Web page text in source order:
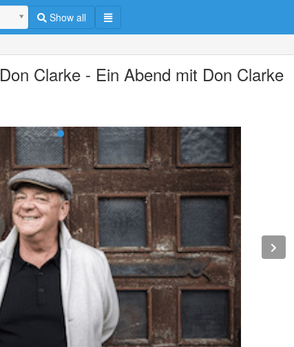
Show all
Don Clarke - Ein Abend mit Don Clarke